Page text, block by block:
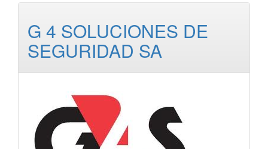
G 4 SOLUCIONES DE
SEGURIDAD SA